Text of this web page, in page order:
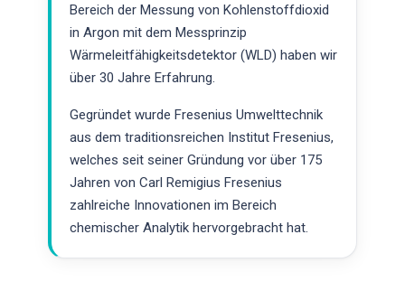
Bereich der Messung von Kohlenstoffdioxid
in Argon mit dem Messprinzip
Wärmeleitfähigkeitsdetektor (WLD) haben wir
über 30 Jahre Erfahrung.
Gegründet wurde Fresenius Umwelttechnik
aus dem traditionsreichen Institut Fresenius,
welches seit seiner Gründung vor über 175
Jahren von Carl Remigius Fresenius
zahlreiche Innovationen im Bereich
chemischer Analytik hervorgebracht hat.